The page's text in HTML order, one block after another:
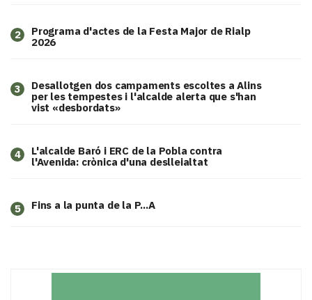
2
Programa d'actes de la Festa Major de Rialp
2026
3
​Desallotgen dos campaments escoltes a Alins
per les tempestes i l'alcalde alerta que s'han
vist «desbordats»
4
L'alcalde Baró i ERC de la Pobla contra
l'Avenida: crònica d'una deslleialtat
5 Fins a la punta de la P...A